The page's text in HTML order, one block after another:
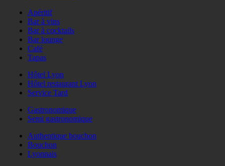
Apéritif
Bar à vins
Bar à cocktails
Bar lounge
Café
Tapas
Hôtel Lyon
Hôtel restaurant Lyon
Service Tard
Gastronomique
Semi gastronomique
Authentique bouchon
Bouchon
Lyonnais